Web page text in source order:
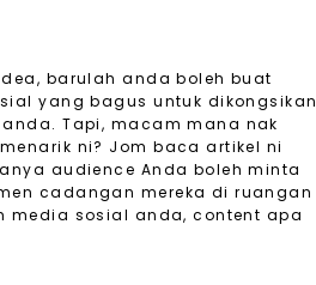
barulah anda boleh buat
yang bagus untuk dikongsikan
Tapi, macam mana nak
ni? Jom baca artikel ni
audience Anda boleh minta
cadangan mereka di ruangan
media sosial anda, content apa